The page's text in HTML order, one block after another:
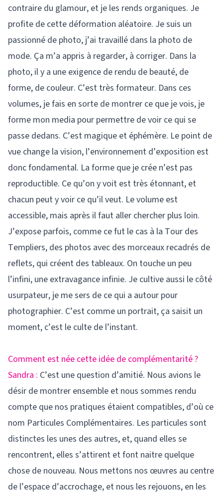
contraire du glamour, et je les rends organiques. Je
profite de cette déformation aléatoire. Je suis un
passionné de photo, j’ai travaillé dans la photo de
mode. Ça m’a appris à regarder, à corriger. Dans la
photo, il y a une exigence de rendu de beauté, de
forme, de couleur. C’est très formateur. Dans ces
volumes, je fais en sorte de montrer ce que je vois, je
forme mon media pour permettre de voir ce qui se
passe dedans. C’est magique et éphémère. Le point de
vue change la vision, l’environnement d’exposition est
donc fondamental. La forme que je crée n’est pas
reproductible. Ce qu’on y voit est très étonnant, et
chacun peut y voir ce qu’il veut. Le volume est
accessible, mais après il faut aller chercher plus loin.
J’expose parfois, comme ce fut le cas à la Tour des
Templiers, des photos avec des morceaux recadrés de
reflets, qui créent des tableaux. On touche un peu
l’infini, une extravagance infinie. Je cultive aussi le côté
usurpateur, je me sers de ce qui a autour pour
photographier. C’est comme un portrait, ça saisit un
moment, c’est le culte de l’instant.
Comment est née cette idée de complémentarité ?
Sandra : C’est une question d’amitié. Nous avions le
désir de montrer ensemble et nous sommes rendu
compte que nos pratiques étaient compatibles, d’où ce
nom Particules Complémentaires. Les particules sont
distinctes les unes des autres, et, quand elles se
rencontrent, elles s’attirent et font naitre quelque
chose de nouveau. Nous mettons nos œuvres au centre
de l’espace d’accrochage, et nous les rejouons, en les